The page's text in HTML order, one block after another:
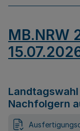
MB.NRW
Nachfolgern